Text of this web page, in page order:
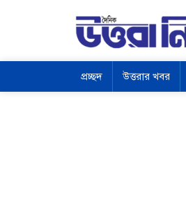
প্রচ্ছদ উত্তরার খবর